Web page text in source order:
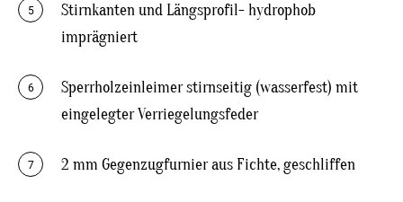
5
Stirnkanten und Längsprofil- hydrophob
imprägniert
6
Sperrholzeinleimer stirnseitig (wasserfest) mit
eingelegter Verriegelungsfeder
7 2 mm Gegenzugfurnier aus Fichte, geschliffen